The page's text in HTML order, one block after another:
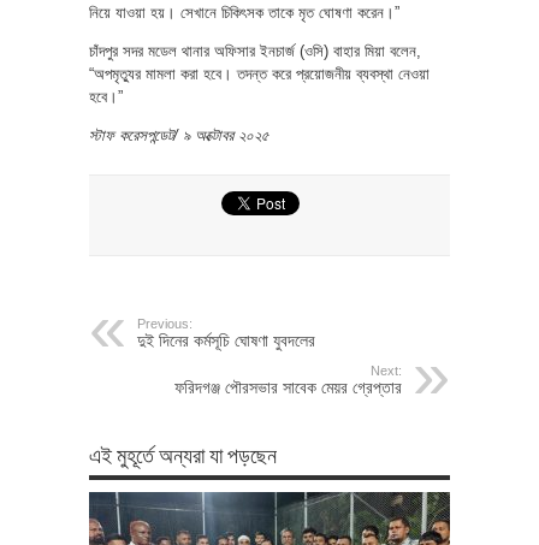
নিয়ে যাওয়া হয়। সেখানে চিকিৎসক তাকে মৃত ঘোষণা করেন।”
চাঁদপুর সদর মডেল থানার অফিসার ইনচার্জ (ওসি) বাহার মিয়া বলেন,
‍“অপমৃত্যুর মামলা করা হবে। তদন্ত করে প্রয়োজনীয় ব্যবস্থা নেওয়া
হবে।”
স্টাফ করেসপন্ডেট/ ৯ অক্টোবর ২০২৫
Previous:
দুই দিনের কর্মসূচি ঘোষণা যুবদলের
Next:
ফরিদগঞ্জ পৌরসভার সাবেক মেয়র গ্রেপ্তার
এই মুহূর্তে অন্যরা যা পড়ছেন